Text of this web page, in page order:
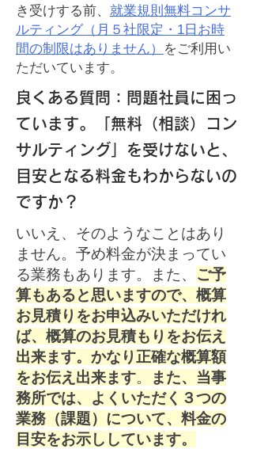
き受けする前、 就業規則無料コンサ
ルティング（月５社限定・1日お時
間の制限はありません）
をご利用い
ただいています。
良くある質問：問題社員に困っ
ています。「無料（相談）コン
サルティング」を受けないと、
目安となる料金もわからないの
ですか？
いいえ、そのようなことはあり
ません。予め料金が決まってい
る業務もあります。また、 ご予
算もあると思いますので、概算
お見積りをお申込みいただけれ
ば、概算のお見積もりをお伝え
出来ます。かなり正確な概算額
をお伝え出来ます。
また、当事
務所では、よくいただく３つの
業務（課題）について、料金の
目安をお示ししています。